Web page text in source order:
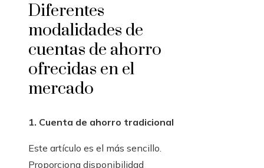
Diferentes
modalidades de
cuentas de ahorro
ofrecidas en el
mercado
1. Cuenta de ahorro tradicional
Este artículo es el más sencillo.
Proporciona disponibilidad